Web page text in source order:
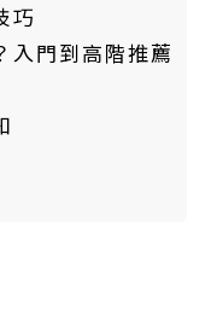
巧
入門到高階推薦